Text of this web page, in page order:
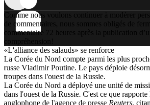
Comme nous voulons continuer à modérer
de commentaires, nous sommes obligés de
commentaire 72 heures après la publication
compréhension!
«L'alliance des salauds» se renforce
La Corée du Nord compte parmi les plus
russe Vladimir Poutine. Le pays déploie
troupes dans l'ouest de la Russie.
La Corée du Nord a déployé une unité de
dans l'ouest de la Russie. C'est ce que rapporte
anglophone de l'agence de presse Reuters,